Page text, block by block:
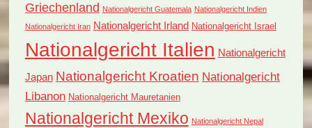
Griechenland Nationalgericht Guatemala Nationalgericht Indien
Nationalgericht Iran Nationalgericht Irland Nationalgericht Israel
Nationalgericht Italien Nationalgericht
Japan Nationalgericht Kroatien Nationalgericht
Libanon Nationalgericht Mauretanien
Nationalgericht Mexiko Nationalgericht Nepal